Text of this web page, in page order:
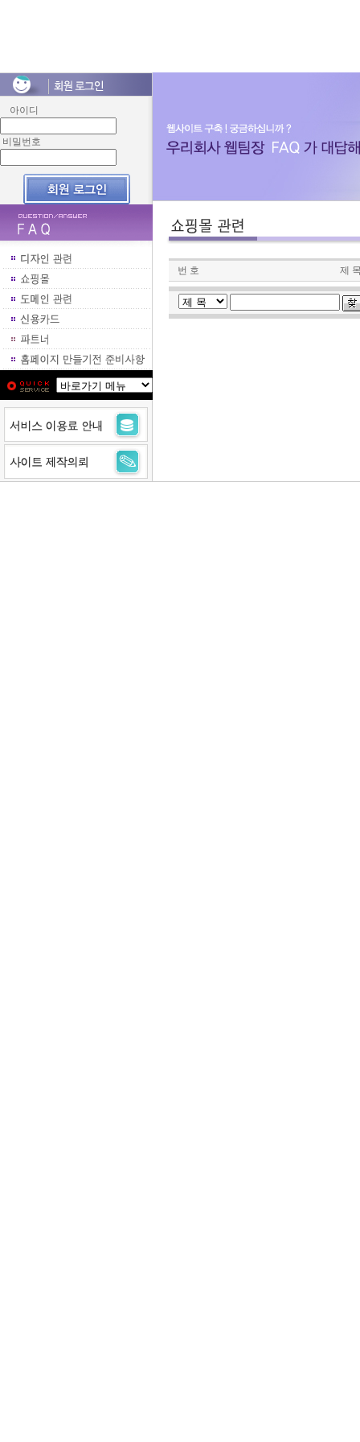
아이디
비밀번호
번 호 제